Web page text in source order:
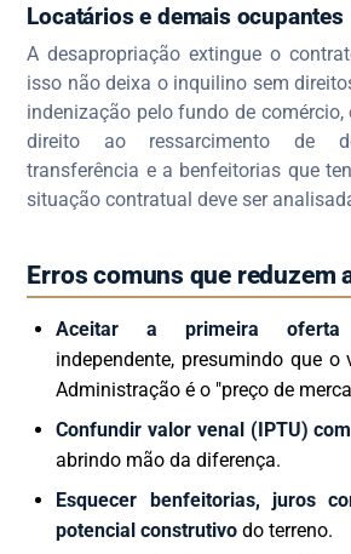
Locatários e demais ocupantes
A desapropriação extingue o
isso não deixa o inquilino sem
indenização pelo fundo de
direito ao ressarcimento de
transferência e a benfeitorias que
situação contratual deve ser
Erros comuns que reduzem
Aceitar a primeira oferta
independente, presumindo que o
Administração é o "preço de
Confundir valor venal (IPTU)
abrindo mão da diferença.
Esquecer benfeitorias, juros
potencial construtivo do terreno.